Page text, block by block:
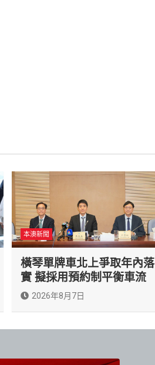
本澳新聞
橫琴單牌車北上爭取年內落
實 擬採用預約制平衡車流
2026年8月7日